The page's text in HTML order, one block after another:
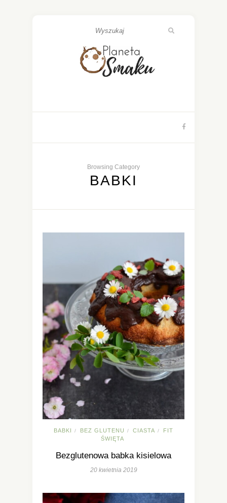
Browsing Category
BABKI
BABKI / BEZ GLUTENU / CIASTA /
FIT
ŚWIĘTA
Bezglutenowa babka kisielowa
20 kwietnia 2019